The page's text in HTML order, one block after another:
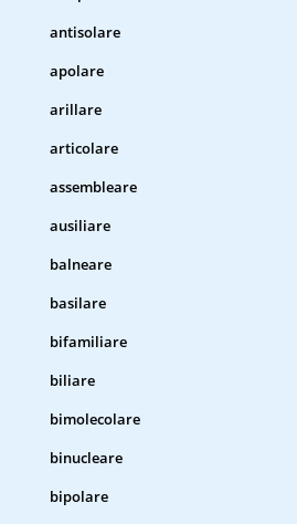
antisolare
apolare
arillare
articolare
assembleare
ausiliare
balneare
basilare
bifamiliare
biliare
bimolecolare
binucleare
bipolare